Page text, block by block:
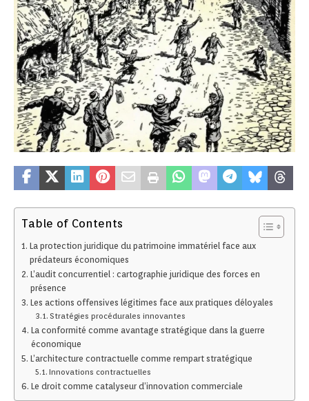
Table of Contents
La protection juridique du patrimoine immatériel face aux
prédateurs économiques
L’audit concurrentiel : cartographie juridique des forces en
présence
Les actions offensives légitimes face aux pratiques déloyales
Stratégies procédurales innovantes
La conformité comme avantage stratégique dans la guerre
économique
L’architecture contractuelle comme rempart stratégique
Innovations contractuelles
Le droit comme catalyseur d’innovation commerciale